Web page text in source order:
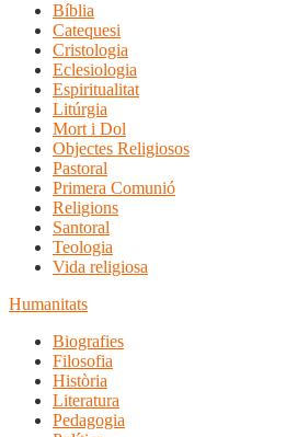
Bíblia
Catequesi
Cristologia
Eclesiologia
Espiritualitat
Litúrgia
Mort i Dol
Objectes Religiosos
Pastoral
Primera Comunió
Religions
Santoral
Teologia
Vida religiosa
Humanitats
Biografies
Filosofia
Història
Literatura
Pedagogia